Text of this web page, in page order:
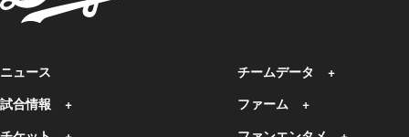
ニュース
試合情報
チームデータ
ファーム